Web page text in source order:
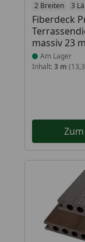
2 Breiten 3
Fiberdeck
massiv 23
Produkt am
Am Lager
Inhalt: 3 m